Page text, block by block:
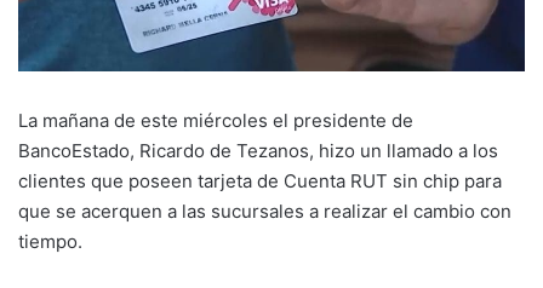
La mañana de este miércoles el presidente de
BancoEstado, Ricardo de Tezanos, hizo un llamado a los
clientes que poseen tarjeta de Cuenta RUT sin chip para
que se acerquen a las sucursales a realizar el cambio con
tiempo.